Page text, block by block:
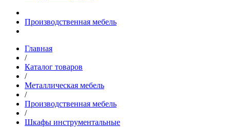
Производственная мебель
Главная
/
Каталог товаров
/
Металлическая мебель
/
Производственная мебель
/
Шкафы инструментальные